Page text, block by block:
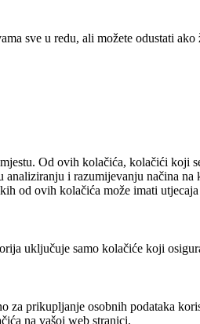
sve u redu, ali možete odustati ako
Od ovih kolačića, kolačići koji
i razumijevanju načina
od ovih kolačića može imati utjecaja
uključuje samo kolačiće koji
prikupljanje osobnih podataka
na vašoj web stranici.